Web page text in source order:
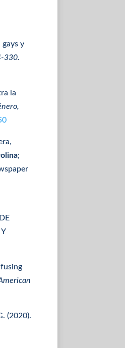
gays y
330.
la
;
(2020).